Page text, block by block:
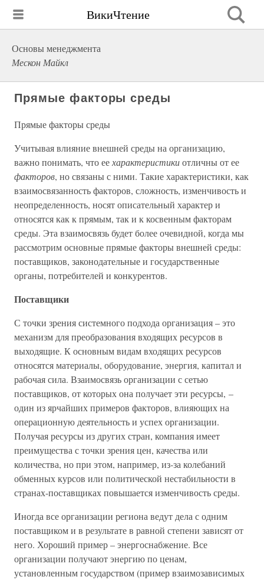
ВикиЧтение
Основы менеджмента
Мескон Майкл
Прямые факторы среды
Прямые факторы среды
Учитывая влияние внешней среды на организацию,
важно понимать, что еехарактеристикиотличны от ее
факторов, но связаны с ними. Такие характеристики, как
взаимосвязанность факторов, сложность, изменчивость и
неопределенность, носят описательный характер и
относятся как к прямым, так и к косвенным факторам
среды. Эта взаимосвязь будет более очевидной, когда мы
рассмотрим основные прямые факторы внешней среды:
поставщиков, законодательные и государственные
органы, потребителей и конкурентов.
Поставщики
С точки зрения системного подхода организация – это
механизм для преобразования входящих ресурсов в
выходящие. К основным видам входящих ресурсов
относятся материалы, оборудование, энергия, капитал и
рабочая сила. Взаимосвязь организации с сетью
поставщиков, от которых она получает эти ресурсы, –
один из ярчайших примеров факторов, влияющих на
операционную деятельность и успех организации.
Получая ресурсы из других стран, компания имеет
преимущества с точки зрения цен, качества или
количества, но при этом, например, из-за колебаний
обменных курсов или политической нестабильности в
странах-поставщиках повышается изменчивость среды.
Иногда все организации региона ведут дела с одним
поставщиком и в результате в равной степени зависят от
него. Хороший пример – энергоснабжение. Все
организации получают энергию по ценам,
установленным государством (пример взаимозависимых